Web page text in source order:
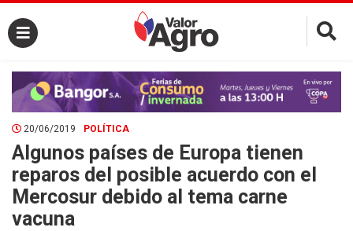
×
20/06/2019 POLÍTICA
Algunos países de Europa tienen
reparos del posible acuerdo con el
Mercosur debido al tema carne
vacuna